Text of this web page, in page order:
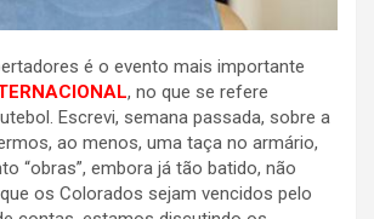
é o evento mais importante
, no que se refere
Escrevi, semana passada, sobre a
ao menos, uma taça no armário,
“obras”, embora já tão batido, não
os Colorados sejam vencidos pelo